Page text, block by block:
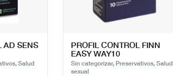
AD SENS
Salud
PROFIL CONTROL FINN
EASY WAY10
Sin categorizar, Preservativos, Salud
sexual